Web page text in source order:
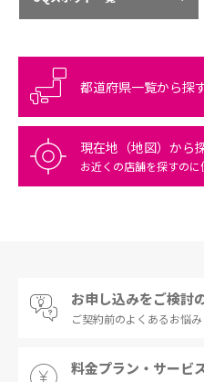
都道府県一覧から探
現在地（地図）から
お近くの店舗を探すのに
お申し込みをご検討
ご契約前のよくあるお悩
料金プラン・サービ